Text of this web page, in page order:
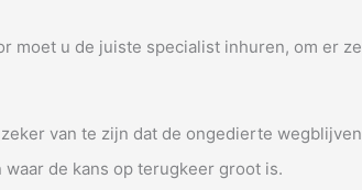
u de juiste specialist inhuren, om er
van te zijn dat de ongedierte
de kans op terugkeer groot is.